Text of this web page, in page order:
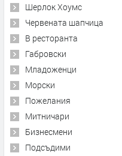
Шерлок Хоумс
Червената шапчица
В ресторанта
Габровски
Младоженци
Морски
Пожелания
Митничари
Бизнесмени
Подсъдими